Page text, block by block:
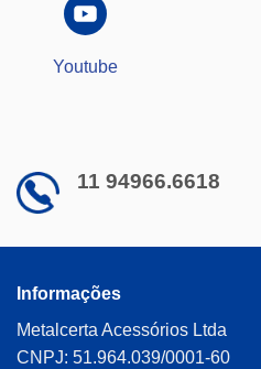
Youtube
11 94966.6618
Informações
Metalcerta Acessórios Ltda
CNPJ: 51.964.039/0001-60